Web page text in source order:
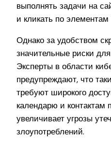
выполнять задачи на
и кликать по
Однако за удобством
значительные риски
Эксперты в области
предупреждают, что
требуют широкого
календарю и контактам
увеличивает угрозы
злоупотреблений.